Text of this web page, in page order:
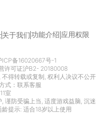
关于我们功能介绍 应用权限
ICP备16020667号-1
许可证沪B2- 20180008
得转载或复制, 权利人决议不公开
式： 联系客服
室
谨防受骗上当, 适度游戏益脑, 沉迷
提示: 适合18岁以上使用